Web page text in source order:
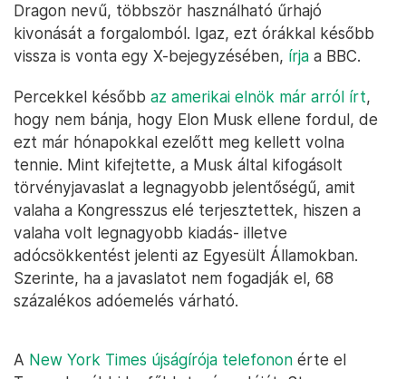
Dragon nevű, többször használható űrhajó
kivonását a forgalomból. Igaz, ezt órákkal később
vissza is vonta egy X-bejegyzésében, írja a BBC.
Percekkel később az amerikai elnök már arról írt,
hogy nem bánja, hogy Elon Musk ellene fordul, de
ezt már hónapokkal ezelőtt meg kellett volna
tennie. Mint kifejtette, a Musk által kifogásolt
törvényjavaslat a legnagyobb jelentőségű, amit
valaha a Kongresszus elé terjesztettek, hiszen a
valaha volt legnagyobb kiadás- illetve
adócsökkentést jelenti az Egyesült Államokban.
Szerinte, ha a javaslatot nem fogadják el, 68
százalékos adóemelés várható.
A New York Times újságírója telefonon érte el